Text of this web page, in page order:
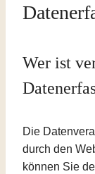
Wer ist
Die
durch den
können Sie